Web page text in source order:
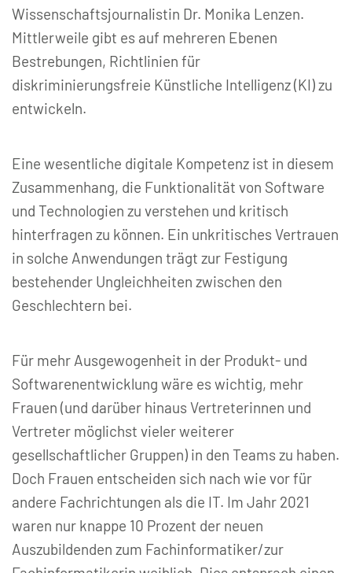
Wissenschaftsjournalistin Dr. Monika Lenzen.
Mittlerweile gibt es auf mehreren Ebenen
Bestrebungen, Richtlinien für
diskriminierungsfreie Künstliche Intelligenz (KI) zu
entwickeln.
Eine wesentliche digitale Kompetenz ist in diesem
Zusammenhang, die Funktionalität von Software
und Technologien zu verstehen und kritisch
hinterfragen zu können. Ein unkritisches Vertrauen
in solche Anwendungen trägt zur Festigung
bestehender Ungleichheiten zwischen den
Geschlechtern bei.
Für mehr Ausgewogenheit in der Produkt- und
Softwarenentwicklung wäre es wichtig, mehr
Frauen (und darüber hinaus Vertreterinnen und
Vertreter möglichst vieler weiterer
gesellschaftlicher Gruppen) in den Teams zu haben.
Doch Frauen entscheiden sich nach wie vor für
andere Fachrichtungen als die IT. Im Jahr 2021
waren nur knappe 10 Prozent der neuen
Auszubildenden zum Fachinformatiker/zur